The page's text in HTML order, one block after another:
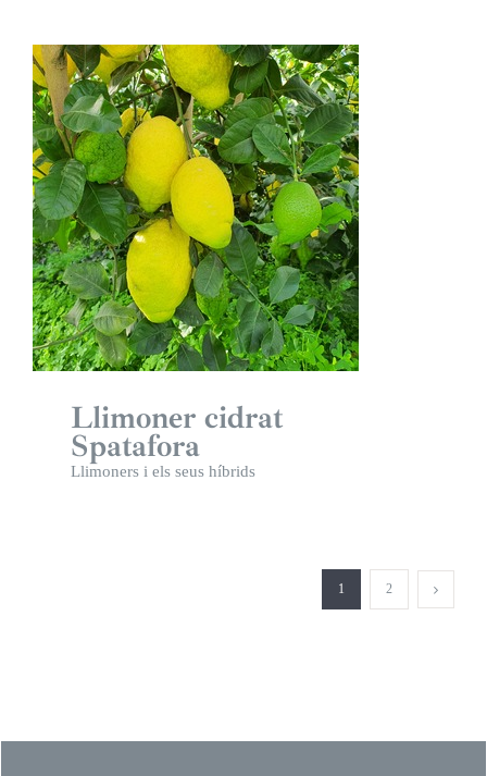
Llimoner cidrat
Spatafora
Llimoners i els seus híbrids
1 2